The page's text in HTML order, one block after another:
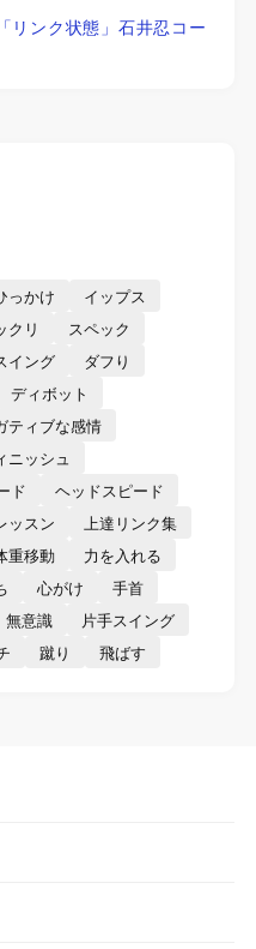
リンク状態」石井忍コー
っかけ
イップス
クリ
スペック
イング
ダフり
ディボット
ティブな感情
ニッシュ
ド
ヘッドスピード
ッスン
上達リンク集
重移動
力を入れる
心がけ
手首
無意識
片手スイング
蹴り 飛ばす